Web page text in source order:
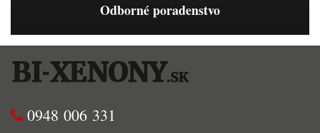
Odborné poradenstvo
0948 006 331